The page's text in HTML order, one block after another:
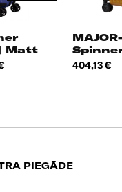
Matt
|Cena
404,13 €
PIEGĀDE